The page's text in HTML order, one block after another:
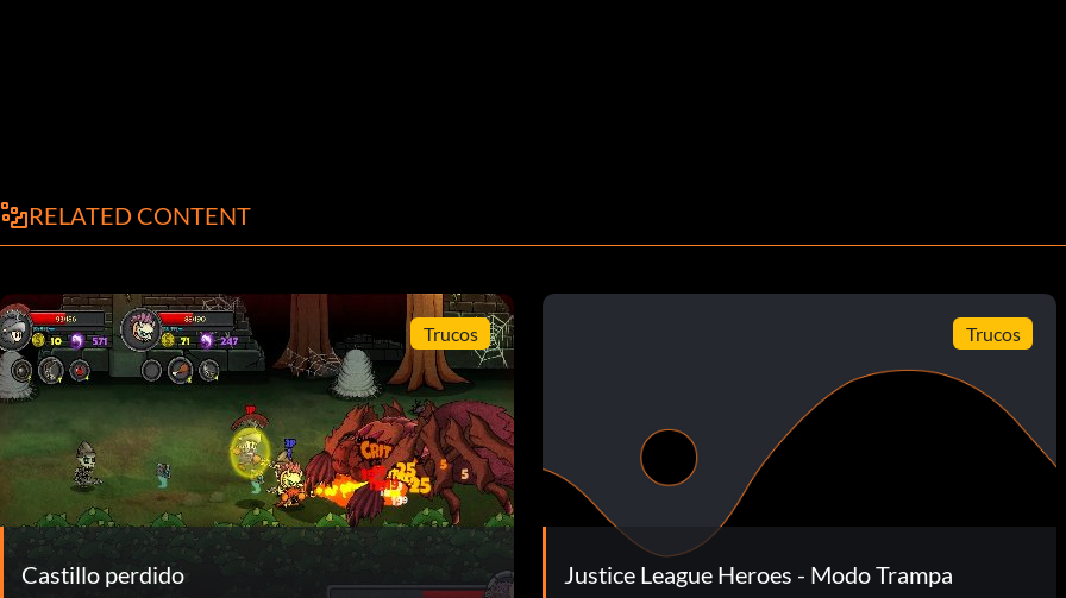
RELATED CONTENT
Trucos
Castillo perdido
Trucos
Justice League Heroes - Modo Trampa